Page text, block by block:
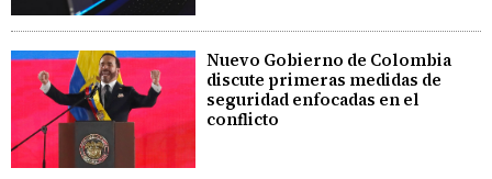
Nuevo Gobierno de Colombia
discute primeras medidas de
seguridad enfocadas en el
conflicto